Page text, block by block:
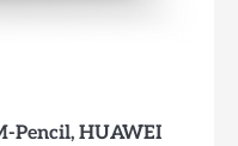
Pencil, HUAWEI